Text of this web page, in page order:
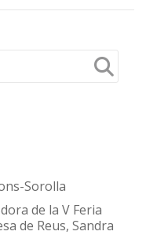
y
Sorolla
de la V Feria
de Reus, Sandra